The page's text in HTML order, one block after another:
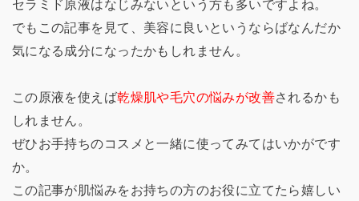
セラミド原液はなじみないという方も多いですよね。
でもこの記事を見て、美容に良いというならばなんだか
気になる成分になったかもしれません。
この原液を使えば乾燥肌や毛穴の悩みが改善されるかも
しれません。
ぜひお手持ちのコスメと一緒に使ってみてはいかがです
か。
この記事が肌悩みをお持ちの方のお役に立てたら嬉しい